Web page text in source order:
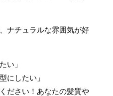
ナチュラルな雰囲気が好
い」
にしたい」
ださい！あなたの髪質や